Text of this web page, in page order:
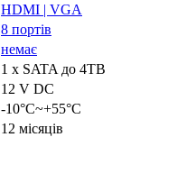
HDMI | VGA
8 портів
немає
1 x SATA до 4TB
12 V DC
-10°C~+55°C
12 місяців